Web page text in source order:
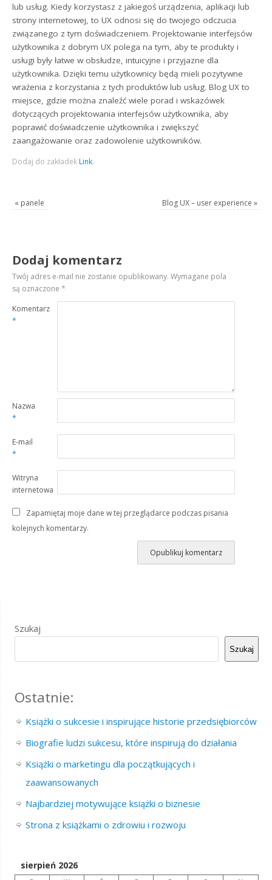
lub usług. Kiedy korzystasz z jakiegoś urządzenia, aplikacji lub
strony internetowej, to UX odnosi się do twojego odczucia
związanego z tym doświadczeniem. Projektowanie interfejsów
użytkownika z dobrym UX polega na tym, aby te produkty i
usługi były łatwe w obsłudze, intuicyjne i przyjazne dla
użytkownika. Dzięki temu użytkownicy będą mieli pozytywne
wrażenia z korzystania z tych produktów lub usług. Blog UX to
miejsce, gdzie można znaleźć wiele porad i wskazówek
dotyczących projektowania interfejsów użytkownika, aby
poprawić doświadczenie użytkownika i zwiększyć
zaangażowanie oraz zadowolenie użytkowników.
Dodaj do zakładek Link.
« panele Blog UX – user experience »
Dodaj komentarz
Twój adres e-mail nie zostanie opublikowany. Wymagane pola
są oznaczone*
Komentarz
*
Nazwa
*
E-mail
*
Witryna
internetowa
Zapamiętaj moje dane w tej przeglądarce podczas pisania
kolejnych komentarzy.
Szukaj
Szukaj
Ostatnie:
Książki o sukcesie i inspirujące historie przedsiębiorców
Biografie ludzi sukcesu, które inspirują do działania
Książki o marketingu dla początkujących i
zaawansowanych
Najbardziej motywujące książki o biznesie
Strona z książkami o zdrowiu i rozwoju
sierpień 2026